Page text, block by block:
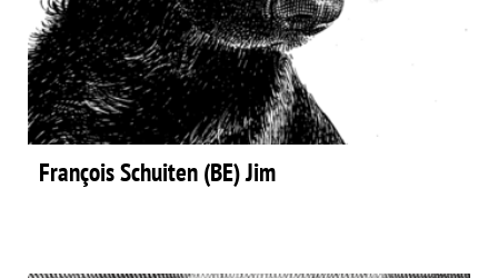
François Schuiten (BE) Jim